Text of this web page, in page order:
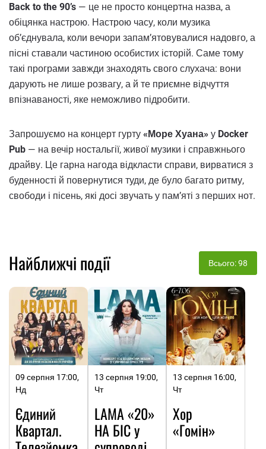
Back to the 90’s — це не просто концертна назва, а
обіцянка настрою. Настрою часу, коли музика
об’єднувала, коли вечори запам’ятовувалися надовго, а
пісні ставали частиною особистих історій. Саме тому
такі програми завжди знаходять свого слухача: вони
дарують не лише розвагу, а й те приємне відчуття
впізнаваності, яке неможливо підробити.
Запрошуємо на концерт гурту «Море Хуана» у Docker
Pub — на вечір ностальгії, живої музики і справжнього
драйву. Це гарна нагода відкласти справи, вирватися з
буденності й повернутися туди, де було багато ритму,
свободи і пісень, які досі звучать у пам’яті з перших нот.
Найближчі події Всього: 98
09 серпня 17:00,
Нд
Єдиний
Квартал.
13 серпня 19:00,
Чт
LAMA «20»
НА БІС у
13 серпня 16:00,
Чт
Хор
«Гомін»